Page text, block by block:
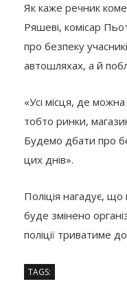
Як каже речник
Ряшеві, комісар
про безпеку
автошляхах, а й
«Усі місця, де
тобто ринки,
Будемо дбати про
цих днів».
Поліція нагадує, що
буде змінено
поліції триватиме до
TAGS: